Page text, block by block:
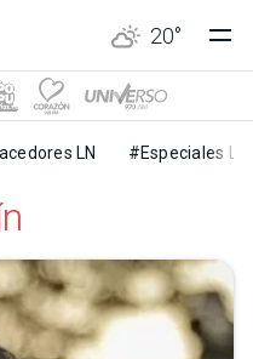
20°
LN #Especiales LN